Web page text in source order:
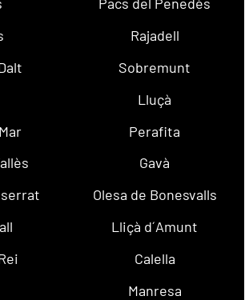
Rajadell
Sobremunt
Lluçà
Perafita
Gavà
Olesa de Bonesvalls
Lliçà d´Amunt
Calella
Manresa